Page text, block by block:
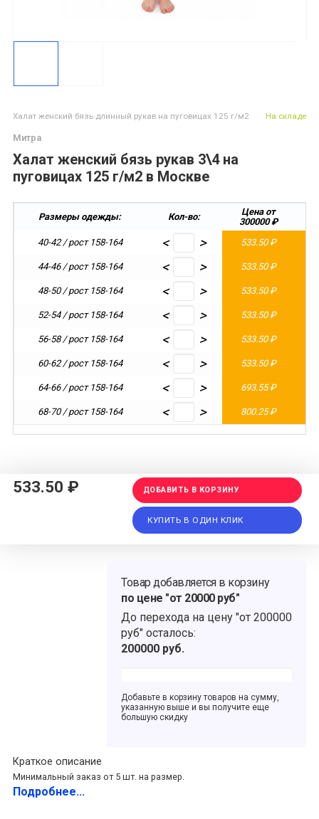
Халат женский бязь длинный рукав на пуговицах 125 г/м2
Митра
Халат женский бязь рукав 3\4 на
пуговицах 125 г/м2 в Москве
На складе
Размеры одежды: Кол-во:
Цена от
300000 ₽
40-42 / рост 158-164
< > 533.50 ₽
44-46 / рост 158-164 < > 533.50 ₽
48-50 / рост 158-164 < > 533.50 ₽
52-54 / рост 158-164 < > 533.50 ₽
56-58 / рост 158-164 < > 533.50 ₽
60-62 / рост 158-164 < > 533.50 ₽
64-66 / рост 158-164 < > 693.55 ₽
68-70 / рост 158-164 < > 800.25 ₽
533.50 ₽ ДОБАВИТЬ В КОРЗИНУ
КУПИТЬ В ОДИН КЛИК
Краткое описание
Минимальный заказ от 5 шт. на размер.
Подробнее...
Товар добавляется в корзину
по цене "от 20000 руб"
До перехода на цену "от 200000
руб" осталось:
200000 руб.
Добавьте в корзину товаров на сумму,
указанную выше и вы получите еще
большую скидку